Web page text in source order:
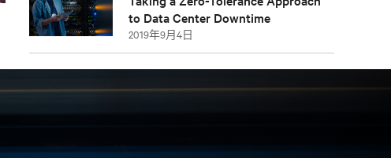
to Data Center Downtime
2019年9月4日